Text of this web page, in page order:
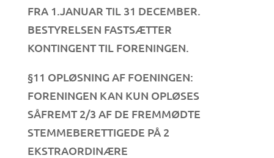
FRA 1.JANUAR TIL 31 DECEMBER.
BESTYRELSEN FASTSÆTTER
KONTINGENT TIL FORENINGEN.
§11 OPLØSNING AF FOENINGEN:
FORENINGEN KAN KUN OPLØSES
SÅFREMT 2/3 AF DE FREMMØDTE
STEMMEBERETTIGEDE PÅ 2
EKSTRAORDINÆRE